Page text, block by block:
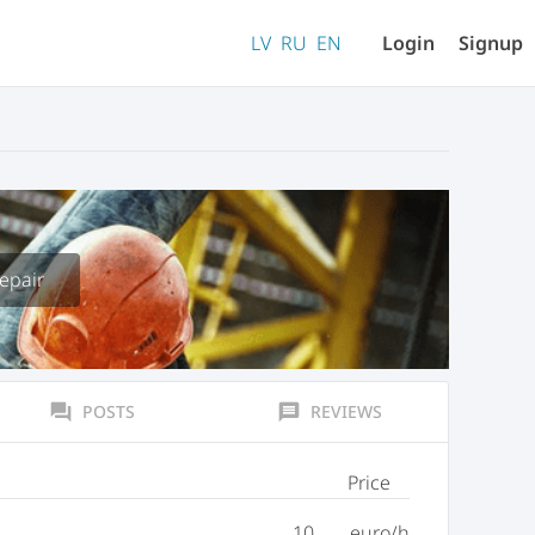
LV RU EN Login Signup
forum POSTS message REVIEWS
Price